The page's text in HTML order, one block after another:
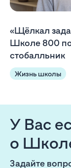
«Щёлкал
Школе 800
стобалльник
Жизнь школы
У Вас
о
Задайте